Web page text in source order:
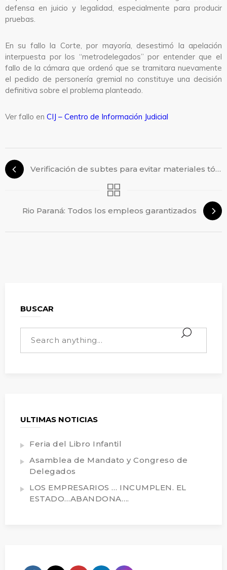
defensa en juicio y legalidad, especialmente para producir
pruebas.
En su fallo la Corte, por mayoría, desestimó la apelación
interpuesta por los “metrodelegados” por entender que el
fallo de la cámara que ordenó que se tramitara nuevamente
el pedido de personería gremial no constituye una decisión
definitiva sobre el problema planteado.
Ver fallo en CIJ – Centro de Información Judicial
Verificación de subtes para evitar materiales tóxicos
Rio Paraná: Todos los empleos garantizados
BUSCAR
ULTIMAS NOTICIAS
Feria del Libro Infantil
Asamblea de Mandato y Congreso de
Delegados
LOS EMPRESARIOS … INCUMPLEN. EL
ESTADO…ABANDONA….